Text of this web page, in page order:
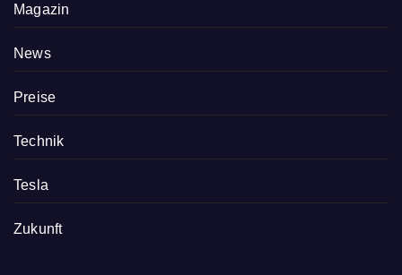
Magazin
News
Preise
Technik
Tesla
Zukunft